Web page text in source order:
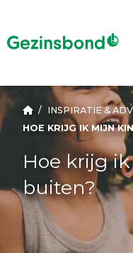
/ INSPIRATIE &
Hoe krijg
buiten?